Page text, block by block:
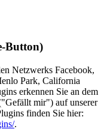
Button)
Netzwerks Facebook,
Park, California
erkennen Sie an dem
mir") auf unserer
finden Sie hier:
.